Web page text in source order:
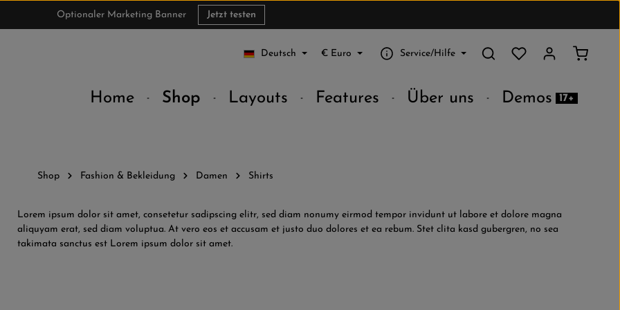
Optionaler Marketing Banner Jetzt testen
Deutsch € Euro Service/Hilfe
Du hast 0 Produkte
Home Shop Layouts Features Über uns Demos 17+
Shop Fashion & Bekleidung Damen Shirts
Lorem ipsum dolor sit amet, consetetur sadipscing elitr, sed diam nonumy eirmod tempor invidunt ut labore et dolore magna
aliquyam erat, sed diam voluptua. At vero eos et accusam et justo duo dolores et ea rebum. Stet clita kasd gubergren, no sea
takimata sanctus est Lorem ipsum dolor sit amet.